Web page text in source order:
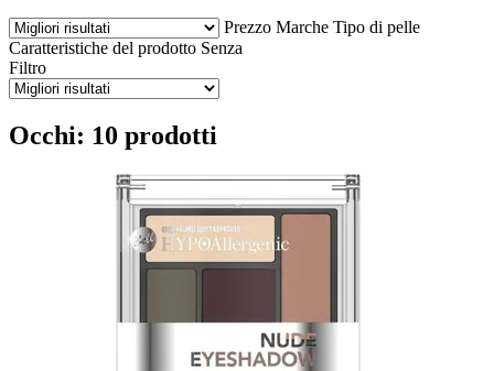
Prezzo Marche Tipo di pelle
Caratteristiche del prodotto Senza
Filtro
Occhi: 10 prodotti